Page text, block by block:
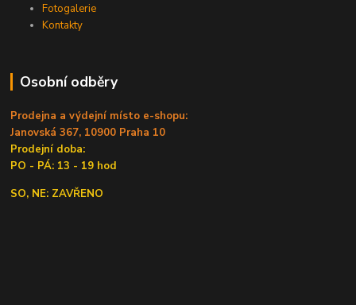
Fotogalerie
Kontakty
Osobní odběry
Prodejna a výdejní místo e-shopu:
Janovská 367, 10900 Praha 10
Prodejní doba:
PO - PÁ: 13 - 19 hod
SO, NE: ZAVŘENO